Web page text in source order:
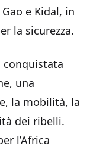
e Kidal, in
la sicurezza.
una
la mobilità, la
dei ribelli.
l’Africa